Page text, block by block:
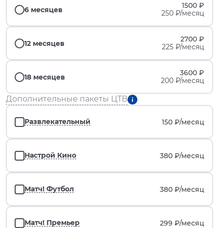
6 месяцев
1500 ₽
250 ₽/месяц
12 месяцев
2700 ₽
225 ₽/месяц
18 месяцев
3600 ₽
200 ₽/месяц
Дополнительные пакеты ЦТВ
Развлекательный 150 ₽/месяц
Настрой Кино 380 ₽/месяц
Матч! Футбол 380 ₽/месяц
Матч! Премьер 299 ₽/месяц